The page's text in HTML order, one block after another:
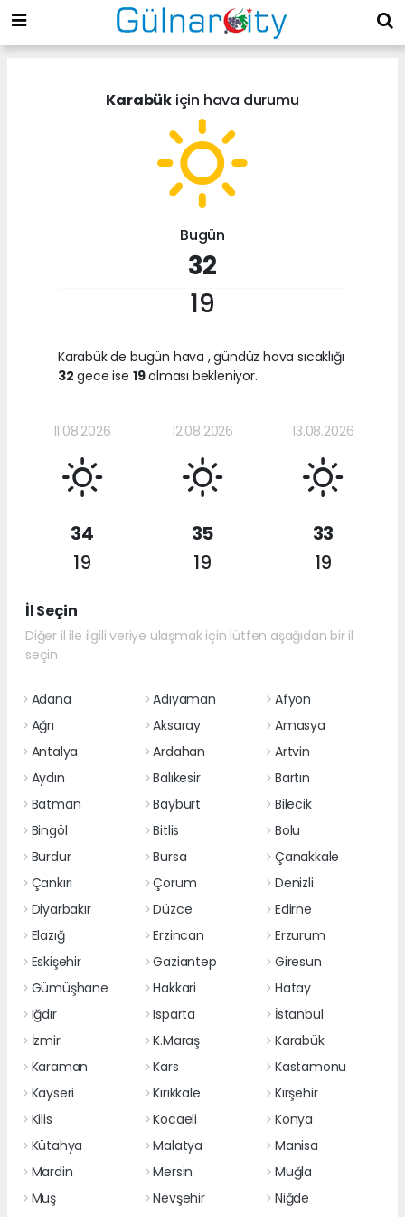
Karabükiçin hava durumu
Bugün
32
19
Karabük de bugün hava , gündüz hava sıcaklığı
32 gece ise 19olması bekleniyor.
11.08.2026
34
19
12.08.2026
35
19
13.08.2026
33
19
İl Seçin
Diğer il ile ilgili veriye ulaşmak için lütfen aşağıdan bir il
seçin
Adana Adıyaman
Afyon
Ağrı
Aksaray
Amasya
Antalya
Ardahan
Artvin
Aydın
Balıkesir
Bartın
Batman
Bayburt
Bilecik
Bingöl
Bitlis
Bolu
Burdur
Bursa
Çanakkale
Çankırı
Çorum
Denizli
Diyarbakır
Düzce
Edirne
Elazığ
Erzincan
Erzurum
Eskişehir
Gaziantep
Giresun
Gümüşhane
Hakkari
Hatay
Iğdır
Isparta
İstanbul
İzmir
K.Maraş
Karabük
Karaman
Kars
Kastamonu
Kayseri
Kırıkkale
Kırşehir
Kilis
Kocaeli
Konya
Kütahya
Malatya
Manisa
Mardin
Mersin
Muğla
Muş
Nevşehir
Niğde